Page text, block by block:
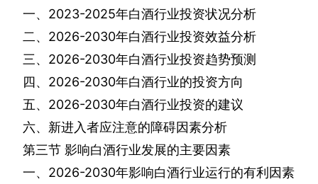
一、 2023-2025年白酒行业投资状况分析
二、 2026-2030年白酒行业投资效益分析
三、 2026-2030年白酒行业投资趋势预测
四、 2026-2030年白酒行业的投资方向
五、 2026-2030年白酒行业投资的建议
六、新进入者应注意的障碍因素分析
第三节 影响白酒行业发展的主要因素
一、 2026-2030年影响白酒行业运行的有利因素